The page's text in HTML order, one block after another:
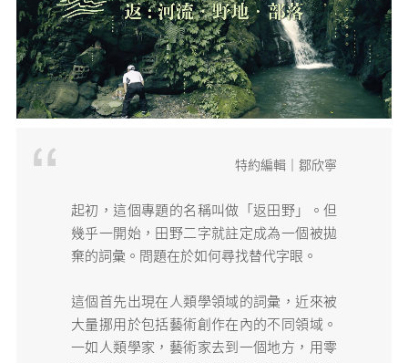
活動專區
媒體專區
關於我們
特約編輯｜鄒欣寧
起初，這個專題的名稱叫做「返田野」。但
幾乎一開始，田野二字就註定成為一個被拋
棄的詞彙。問題在於如何尋找替代字眼。
這個首先出現在人類學領域的詞彙，近來被
大量挪用於包括藝術創作在內的不同領域。
一如人類學家，藝術家去到一個地方，用零